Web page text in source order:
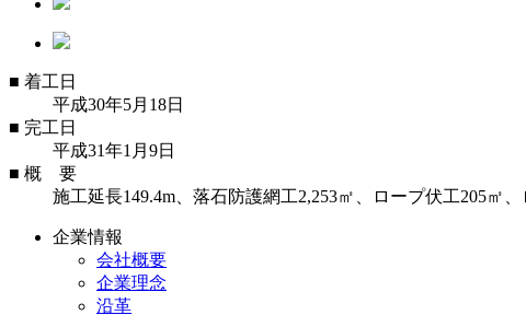
■ 着工日
平成30年5月18日
■ 完工日
平成31年1月9日
■ 概 要
施工延長149.4m、落石防護網工2,253㎡、ロープ伏工205㎡
企業情報
会社概要
企業理念
沿革